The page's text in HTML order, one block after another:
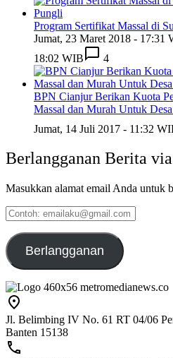
Program Sertifikat Massal di
Jumat, 23 Maret 2018 - 17:31
18:02 WIB
4
BPN Cianjur Berikan Kuota
Massal dan Murah Untuk
Jumat, 14 Juli 2017 - 11:32
Berlangganan Berita
Masukkan alamat email Anda untuk
Contoh:
emailaku@gmail.com
Berlangganan
Jl. Belimbing IV No. 61 RT 04/06
Banten 15138